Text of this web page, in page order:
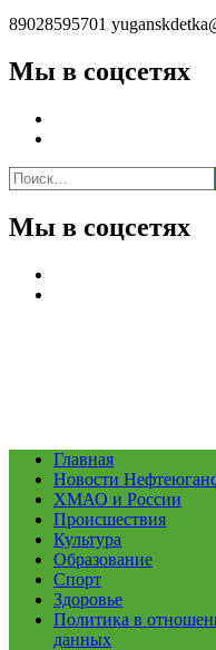
89028595701
Мы в соцсетях
Найти:
Мы в соцсетях
Главная
Новости
ХМАО и России
Происшествия
Культура
Образование
Спорт
Здоровье
Политика в
данных